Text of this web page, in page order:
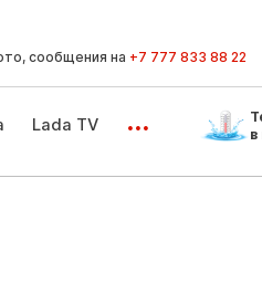
сообщения на +7 777 833 88 22
Lada TV ...
в